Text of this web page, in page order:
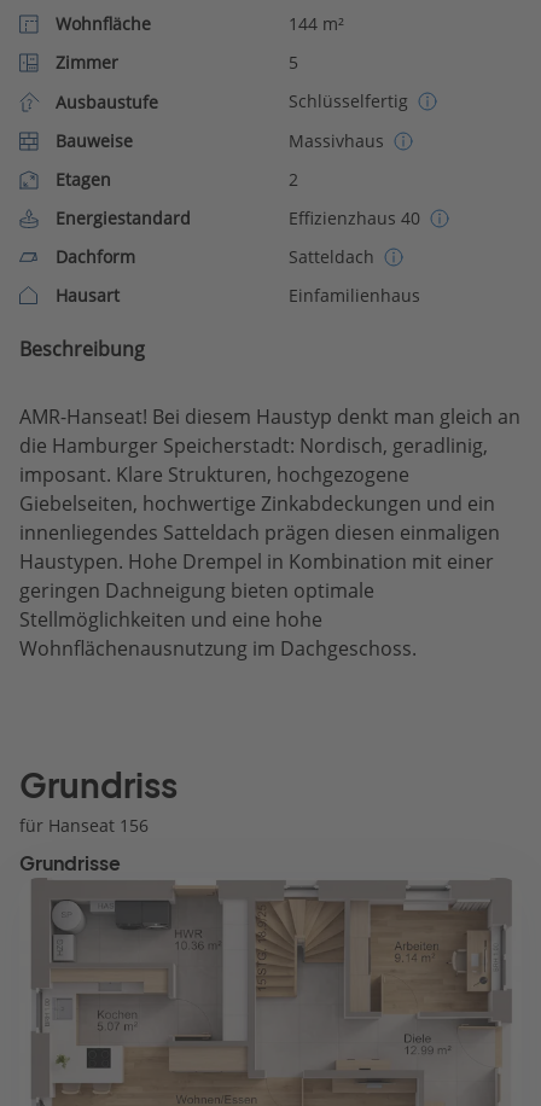
Wohnfläche
144 m²
Zimmer
5
Ausbaustufe
Schlüsselfertig
Bauweise
Massivhaus
Etagen
2
Energiestandard
Effizienzhaus 40
Dachform
Satteldach
Hausart
Einfamilienhaus
Beschreibung
AMR-Hanseat! Bei diesem Haustyp denkt man gleich an
die Hamburger Speicherstadt: Nordisch, geradlinig,
imposant. Klare Strukturen, hochgezogene
Giebelseiten, hochwertige Zinkabdeckungen und ein
innenliegendes Satteldach prägen diesen einmaligen
Haustypen. Hohe Drempel in Kombination mit einer
geringen Dachneigung bieten optimale
Stellmöglichkeiten und eine hohe
Wohnflächenausnutzung im Dachgeschoss.
Grundriss
für Hanseat 156
Grundrisse